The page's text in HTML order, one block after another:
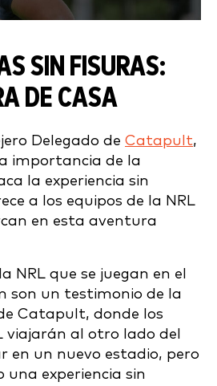
SIN FISURAS:
DE CASA
Delegado de Catapult,
importancia de la
la experiencia sin
a los equipos de la NRL
en esta aventura
NRL que se juegan en el
son un testimonio de la
Catapult, donde los
viajarán al otro lado del
en un nuevo estadio, pero
una experiencia sin